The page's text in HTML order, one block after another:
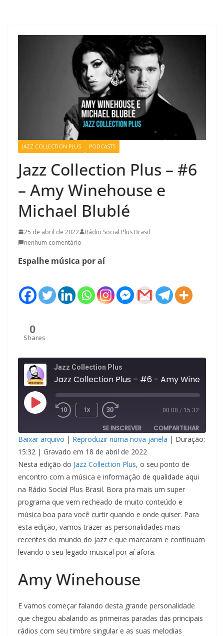
JAZZ COLLECTION PLUS PODCASTS
Jazz Collection Plus – #6
– Amy Winehouse e
Michael Blublé
25 de abril de 2022
Rádio Social Plus Brasil
nenhum comentário
Espalhe música por aí
0
Shares
Jazz Collection Plus
Reproduzir
1x 00:00 / 15:32
SE INSCREVER COMPARTILHAR
FEED RSS
COMPAR
TILHAR
LINK
INCORPO
RAR
Baixar arquivo | Reproduzir numa nova janela | Duração:
15:32 | Gravado em 18 de abril de 2022
Nesta edição do Jazz Collection Plus, o seu ponto de
encontro com a música e informação de qualidade aqui
na Rádio Social Plus Brasil. Bora pra mais um super
programa que vem recheado de muito conteúdo e
música boa para você curtir quando e onde quiser. Para
esta edição, vamos trazer as personalidades mais
recentes do mundo do jazz e que marcaram e continuam
levando o seu legado musical por aí afora.
Amy Winehouse
E vamos começar falando desta grande personalidade
que chegou abalando as primeiras paradas das principais
rádios com seu timbre singular e as suas melodias